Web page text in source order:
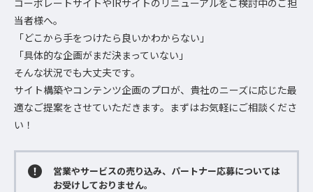
当者様へ。
「どこから手をつけたら良いかわからない」
「具体的な企画がまだ決まっていない」
そんな状況でも大丈夫です。
サイト構築やコンテンツ企画のプロが、貴社のニーズに応じた最
適なご提案をさせていただきます。まずはお気軽にご相談くださ
い！
営業やサービスの売り込み、パートナー応募については
お受けしておりません。